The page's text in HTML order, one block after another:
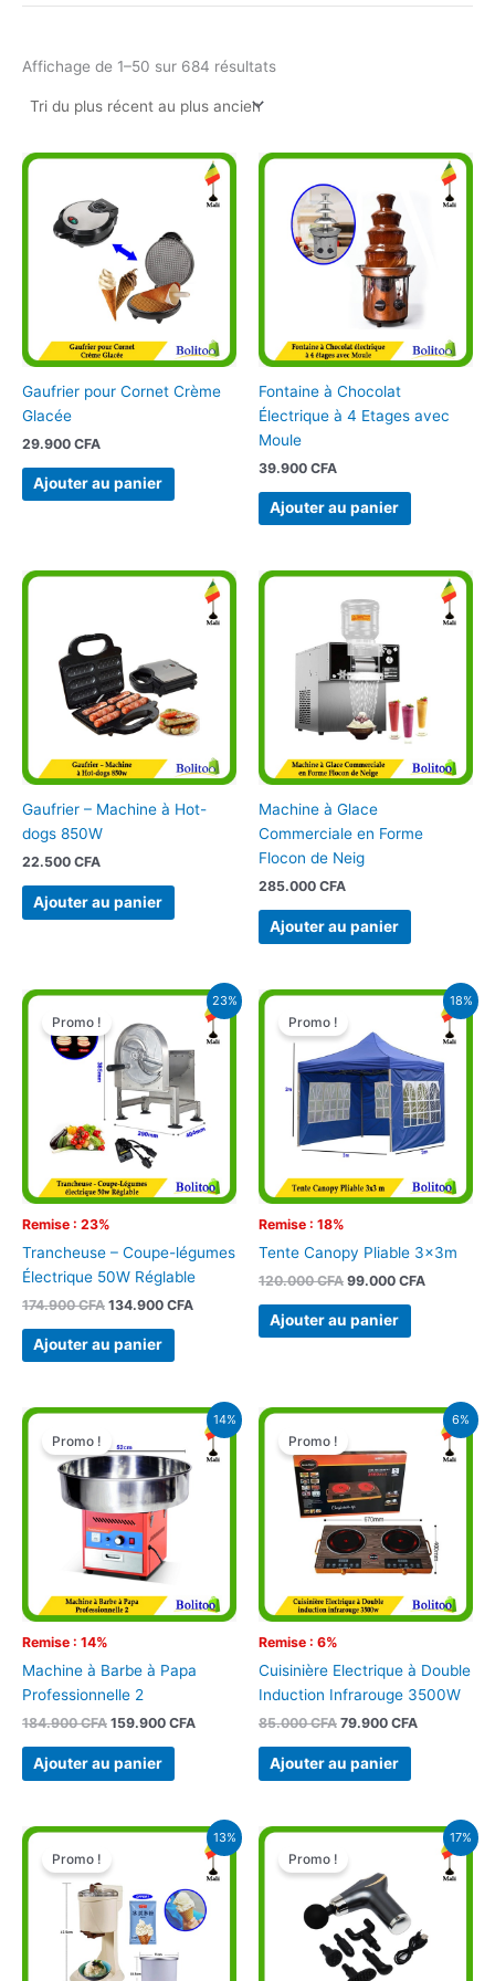
Affichage de 1–50 sur 684 résultats
Gaufrier pour Cornet Crème
Glacée
29.900 CFA
Ajouter au panier
Fontaine à Chocolat
Électrique à 4 Etages avec
Moule
39.900 CFA
Ajouter au panier
Gaufrier – Machine à Hot-
dogs 850W
22.500 CFA
Ajouter au panier
Machine à Glace
Commerciale en Forme
Flocon de Neig
285.000 CFA
Ajouter au panier
23%
Remise : 23%
Promo !
Trancheuse – Coupe-légumes
Électrique 50W Réglable
174.900CFA
Le
initial
était :
174.900 CFA.
134.900 CFA
Le
prix
actuel
est :
134.900 CFA.
Ajouter au panier
18%
Remise : 18%
Promo !
Tente Canopy Pliable 3x3m
120.000CFA
Le
initial
était :
120.000 CFA.
99.000 CFA
Le
prix
actuel
est :
99.000
Ajouter au panier
14%
Remise : 14%
Promo !
Machine à Barbe à Papa
Professionnelle 2
184.900CFA
Le
initial
était :
184.900 CFA.
159.900 CFA
Le
prix
actuel
est :
Ajouter au panier
6%
Remise : 6%
Promo !
Cuisinière Electrique à Double
Induction Infrarouge 3500W
85.000CFA
Le
initial
était :
85.000 CFA.
79.900 CFA
Le
prix
actuel
est :
Ajouter au panier
13%
Promo !
Le
initial
était :
75.000 CFA.
Le
prix
actuel
est :
65.000 CFA.
17%
Promo !
Le
initial
était :
16.900 CFA.
Le
actuel